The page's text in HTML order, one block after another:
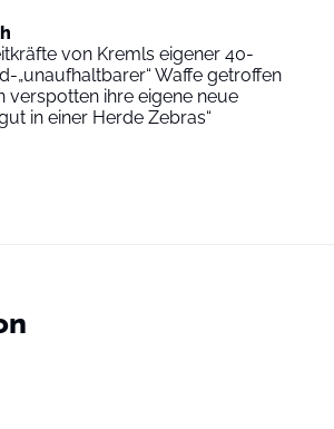
von Kremls eigener 40-
„unaufhaltbarer“ Waffe getroffen
verspotten ihre eigene neue
in einer Herde Zebras“